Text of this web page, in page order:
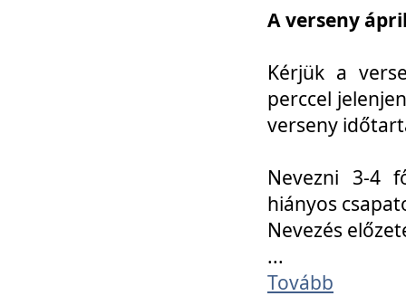
A verseny
Kérjük a
perccel
verseny
Nevezni 3-4
hiányos
Nevezés
...
Tovább